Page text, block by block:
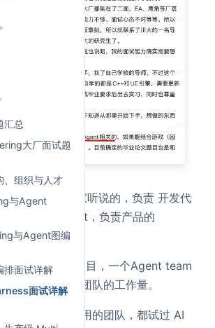
汇总
大厂面试题
组织与人才
与Agent
与Agent图编
排面试详解
面试详解
，也就是大家听说的，负责 开发代
写需求的Agent，负责产品的
的Agent。
端一起做一个项目，一个Agent team
顶过去一个大团队的工作量。
每个做大模型应用的团队，都试过 AI